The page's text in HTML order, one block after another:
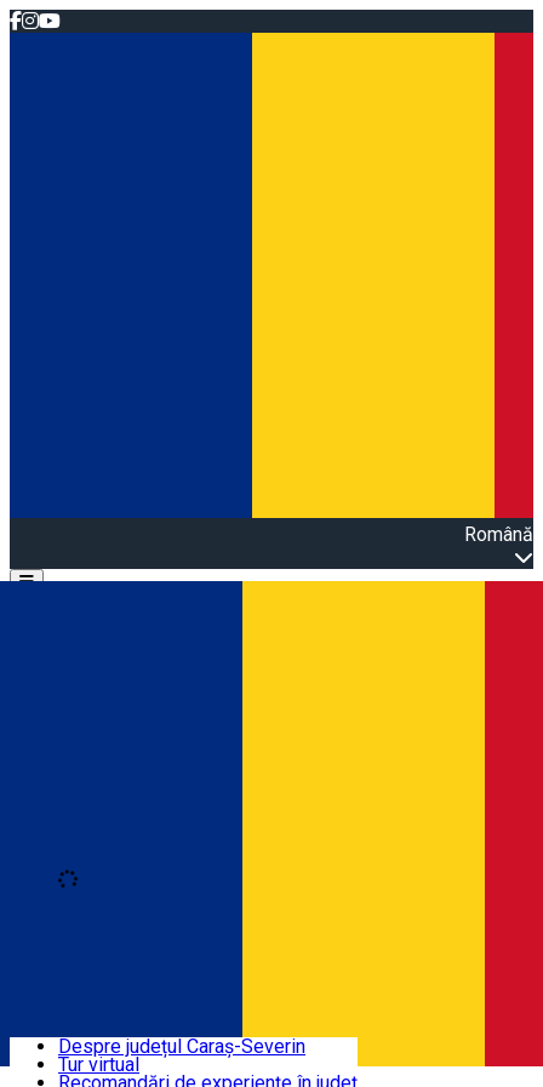
Română
Open main menu
Trasee turistice
Despre județul Caraș-Severin
Tur virtual